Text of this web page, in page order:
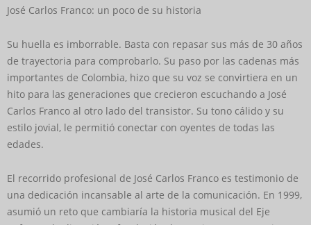
José Carlos Franco: un poco de su historia
Su huella es imborrable. Basta con repasar sus más de 30 años
de trayectoria para comprobarlo. Su paso por las cadenas más
importantes de Colombia, hizo que su voz se convirtiera en un
hito para las generaciones que crecieron escuchando a José
Carlos Franco al otro lado del transistor. Su tono cálido y su
estilo jovial, le permitió conectar con oyentes de todas las
edades.
El recorrido profesional de José Carlos Franco es testimonio de
una dedicación incansable al arte de la comunicación. En 1999,
asumió un reto que cambiaría la historia musical del Eje